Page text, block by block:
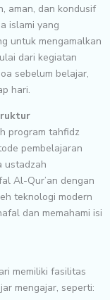
aman, dan kondusif
islami yang
untuk mengamalkan
dari kegiatan
sebelum belajar,
hari.
program tahfidz
pembelajaran
ustadzah
Al-Qur’an dengan
teknologi modern
dan memahami isi
memiliki fasilitas
mengajar, seperti: